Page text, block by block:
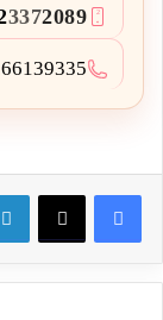
2
3372089